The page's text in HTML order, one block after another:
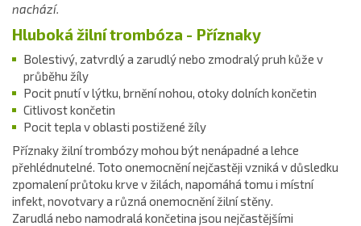
nachází.
Hluboká žilní trombóza - Příznaky
Bolestivý, zatvrdlý a zarudlý nebo zmodralý pruh kůže v
průběhu žíly
Pocit pnutí v lýtku, brnění nohou, otoky dolních končetin
Citlivost končetin
Pocit tepla v oblasti postižené žíly
Příznaky žilní trombózy mohou být nenápadné a lehce
přehlédnutelné. Toto onemocnění nejčastěji vzniká v důsledku
zpomalení průtoku krve v žilách, napomáhá tomu i místní
infekt, novotvary a různá onemocnění žilní stěny.
Zarudlá nebo namodralá končetina jsou nejčastějšími